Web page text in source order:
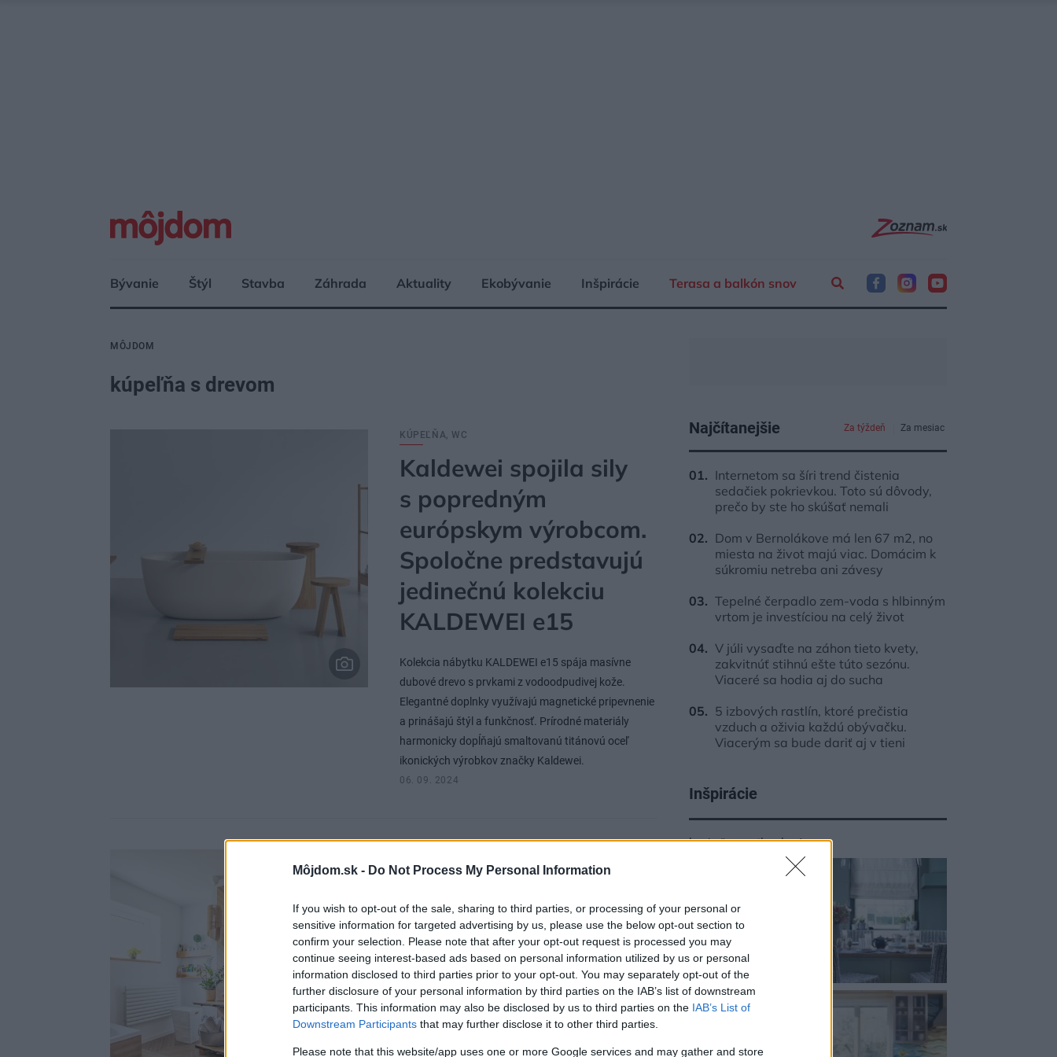
Môjdom.sk - Do Not Process My Personal Information
If you wish to opt-out of the sale, sharing to third parties, or processing of your personal or
sensitive information for targeted advertising by us, please use the below opt-out section to
confirm your selection. Please note that after your opt-out request is processed you may
continue seeing interest-based ads based on personal information utilized by us or personal
information disclosed to third parties prior to your opt-out. You may separately opt-out of the
further disclosure of your personal information by third parties on the IAB’s list of downstream
participants. This information may also be disclosed by us to third parties on the IAB’s List of
Downstream Participants that may further disclose it to other third parties.
Please note that this website/app uses one or more Google services and may gather and store
Bývanie Štýl Stavba Záhrada Aktuality Ekobývanie Inšpirácie Terasa a balkón snov
MÔJDOM
kúpeľňa s drevom
KÚPEĽŇA, WC
Kaldewei spojila sily
s popredným
európskym výrobcom.
Spoločne predstavujú
jedinečnú kolekciu
KALDEWEI e15
Kolekcia nábytku KALDEWEI e15 spája masívne
dubové drevo s prvkami z vodoodpudivej kože.
Elegantné doplnky využívajú magnetické pripevnenie
a prinášajú štýl a funkčnosť. Prírodné materiály
harmonicky dopĺňajú smaltovanú titánovú oceľ
ikonických výrobkov značky Kaldewei.
06. 09. 2024
dobrý nápad, alebo by
ste ho mali radšej
zavrhnúť?
Kúpeľne sú plné vody, tepla, pary a kolísavých teplôt
Najčítanejšie Za týždeň Za mesiac
Internetom sa šíri trend čistenia
sedačiek pokrievkou. Toto sú dôvody,
prečo by ste ho skúšať nemali
Dom v Bernolákove má len 67 m2, no
miesta na život majú viac. Domácim k
súkromiu netreba ani závesy
Tepelné čerpadlo zem-voda s hlbinným
vrtom je investíciou na celý život
V júli vysaďte na záhon tieto kvety,
zakvitnúť stihnú ešte túto sezónu.
Viaceré sa hodia aj do sucha
5 izbových rastlín, ktoré prečistia
vzduch a oživia každú obývačku.
Viacerým sa bude dariť aj v tieni
Inšpirácie
kuchyňa,textil,zelená